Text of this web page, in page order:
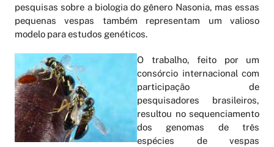
pesquisas sobre a biologia do gênero Nasonia, mas essas
pequenas vespas também representam um valioso
modelo para estudos genéticos.
O trabalho, feito por um
consórcio internacional com
participação de
pesquisadores brasileiros,
resultou no sequenciamento
dos genomas de três
espécies de vespas